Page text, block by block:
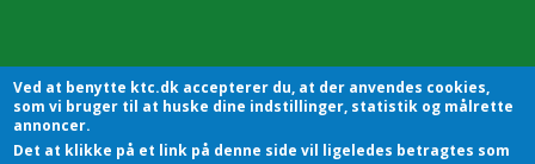
Ved at benytte ktc.dk accepterer du, at der anvendes cookies,
som vi bruger til at huske dine indstillinger, statistik og målrette
annoncer.
Det at klikke på et link på denne side vil ligeledes betragtes som